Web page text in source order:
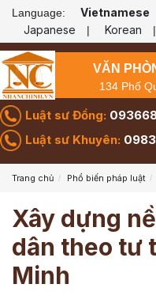
Language: Vietnamese
Japanese | Korean |
VĂN
134 Phố
Luật sư Đồng:
Luật sư Khuyên:
Trang chủ Phổ biến pháp luật
Xây dựng
dân theo tư
Minh